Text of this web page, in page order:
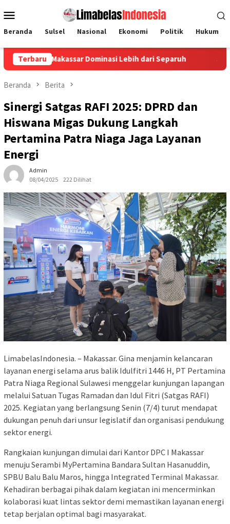
ke
Mobile
Beranda Sulsel Nasional Ekonomi Politik Hukum
Terbaru
Dominasi Lebih dari Separuh Jalan Sehat Anti
Beranda Berita
Sinergi Satgas RAFI 2025: DPRD dan
Hiswana Migas Dukung Langkah
Pertamina Patra Niaga Jaga Layanan
Energi
Admin
08/04/2025
222 Dilihat
LimabelasIndonesia. – Makassar. Gina menjamin kelancaran
layanan energi selama arus balik Idulfitri 1446 H, PT Pertamina
Patra Niaga Regional Sulawesi menggelar kunjungan lapangan
melalui Satuan Tugas Ramadan dan Idul Fitri (Satgas RAFI)
2025. Kegiatan yang berlangsung Senin (7/4) turut mendapat
dukungan penuh dari unsur legislatif dan organisasi pendukung
sektor energi.
Rangkaian kunjungan dimulai dari Kantor DPC I Makassar
menuju Serambi MyPertamina Bandara Sultan Hasanuddin,
SPBU Balu Balu Maros, hingga Integrated Terminal Makassar.
Kehadiran berbagai pihak dalam kegiatan ini mencerminkan
kolaborasi kuat lintas sektor demi memastikan layanan energi
tetap berjalan optimal bagi masyarakat.